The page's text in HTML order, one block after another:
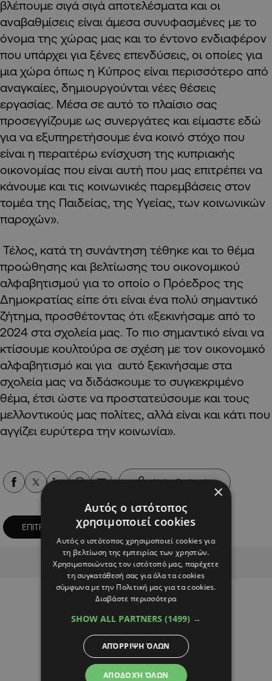
βλέπουμε σιγά σιγά αποτελέσματα και οι
αναβαθμίσεις είναι άμεσα συνυφασμένες με το
όνομα της χώρας μας και το έντονο ενδιαφέρον
που υπάρχει για ξένες επενδύσεις, οι οποίες για
μια χώρα όπως η Κύπρος είναι περισσότερο από
αναγκαίες, δημιουργούνται νέες θέσεις
εργασίας. Μέσα σε αυτό το πλαίσιο σας
προσεγγίζουμε ως συνεργάτες και είμαστε εδώ
για να εξυπηρετήσουμε ένα κοινό στόχο που
είναι η περαιτέρω ενίσχυση της κυπριακής
οικονομίας που είναι αυτή που μας επιτρέπει να
κάνουμε και τις κοινωνικές παρεμβάσεις στον
τομέα της Παιδείας, της Υγείας, των κοινωνικών
παροχών».
Τέλος, κατά τη συνάντηση τέθηκε και το θέμα
προώθησης και βελτίωσης του οικονομικού
αλφαβητισμού για το οποίο ο Πρόεδρος της
Δημοκρατίας είπε ότι είναι ένα πολύ σημαντικό
ζήτημα, προσθέτοντας ότι «ξεκινήσαμε από το
2024 στα σχολεία μας. Το πιο σημαντικό είναι να
κτίσουμε κουλτούρα σε σχέση με τον οικονομικό
αλφαβητισμό και για αυτό ξεκινήσαμε στα
σχολεία μας να διδάσκουμε το συγκεκριμένο
θέμα, έτσι ώστε να προστατεύσουμε και τους
μελλοντικούς μας πολίτες, αλλά είναι και κάτι που
αγγίζει ευρύτερα την κοινωνία».
Alpha Podcasts
ΕΠΙΤΡΟΠΗ ΚΕΦΑΛΑΙΑΓΟΡΑΣ ΠΤΔ
Advertisement
×
Αυτός ο ιστότοπος
χρησιμοποιεί cookies
Αυτός ο ιστότοπος χρησιμοποιεί cookies για
τη βελτίωση της εμπειρίας των χρηστών.
Χρησιμοποιώντας τον ιστότοπό μας, παρέχετε
τη συγκατάθεσή σας για όλα τα cookies
σύμφωνα με την Πολιτική μας για τα cookies.
Διαβάστε περισσότερα
SHOW ALL PARTNERS (1499) →
ΑΠΟΔΟΧΉ ΌΛΩΝ
ΑΠΌΡΡΙΨΗ ΌΛΩΝ